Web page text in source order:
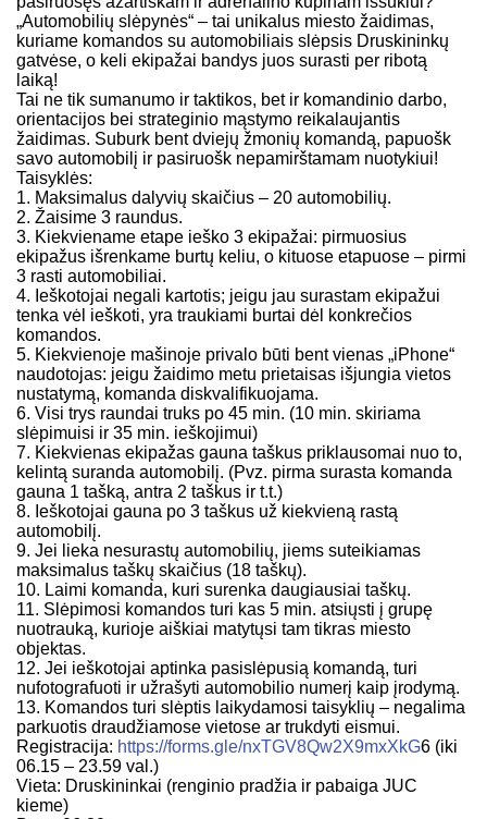
„Automobilių slėpynės“ – tai unikalus miesto žaidimas,
kuriame komandos su automobiliais slėpsis Druskininkų
gatvėse, o keli ekipažai bandys juos surasti per ribotą
laiką!
Tai ne tik sumanumo ir taktikos, bet ir komandinio darbo,
orientacijos bei strateginio mąstymo reikalaujantis
žaidimas. Suburk bent dviejų žmonių komandą, papuošk
savo automobilį ir pasiruošk nepamirštamam nuotykiui!
Taisyklės:
1. Maksimalus dalyvių skaičius – 20 automobilių.
2. Žaisime 3 raundus.
3. Kiekviename etape ieško 3 ekipažai: pirmuosius
ekipažus išrenkame burtų keliu, o kituose etapuose – pirmi
3 rasti automobiliai.
4. Ieškotojai negali kartotis; jeigu jau surastam ekipažui
tenka vėl ieškoti, yra traukiami burtai dėl konkrečios
komandos.
5. Kiekvienoje mašinoje privalo būti bent vienas „iPhone“
naudotojas: jeigu žaidimo metu prietaisas išjungia vietos
nustatymą, komanda diskvalifikuojama.
6. Visi trys raundai truks po 45 min. (10 min. skiriama
slėpimuisi ir 35 min. ieškojimui)
7. Kiekvienas ekipažas gauna taškus priklausomai nuo to,
kelintą suranda automobilį. (Pvz. pirma surasta komanda
gauna 1 tašką, antra 2 taškus ir t.t.)
8. Ieškotojai gauna po 3 taškus už kiekvieną rastą
automobilį.
9. Jei lieka nesurastų automobilių, jiems suteikiamas
maksimalus taškų skaičius (18 taškų).
10. Laimi komanda, kuri surenka daugiausiai taškų.
11. Slėpimosi komandos turi kas 5 min. atsiųsti į grupę
nuotrauką, kurioje aiškiai matytųsi tam tikras miesto
objektas.
12. Jei ieškotojai aptinka pasislėpusią komandą, turi
nufotografuoti ir užrašyti automobilio numerį kaip įrodymą.
13. Komandos turi slėptis laikydamosi taisyklių – negalima
parkuotis draudžiamose vietose ar trukdyti eismui.
Registracija: https://forms.gle/nxTGV8Qw2X9mxXkG6 (iki
06.15 – 23.59 val.)
Vieta: Druskininkai (renginio pradžia ir pabaiga JUC
kieme)